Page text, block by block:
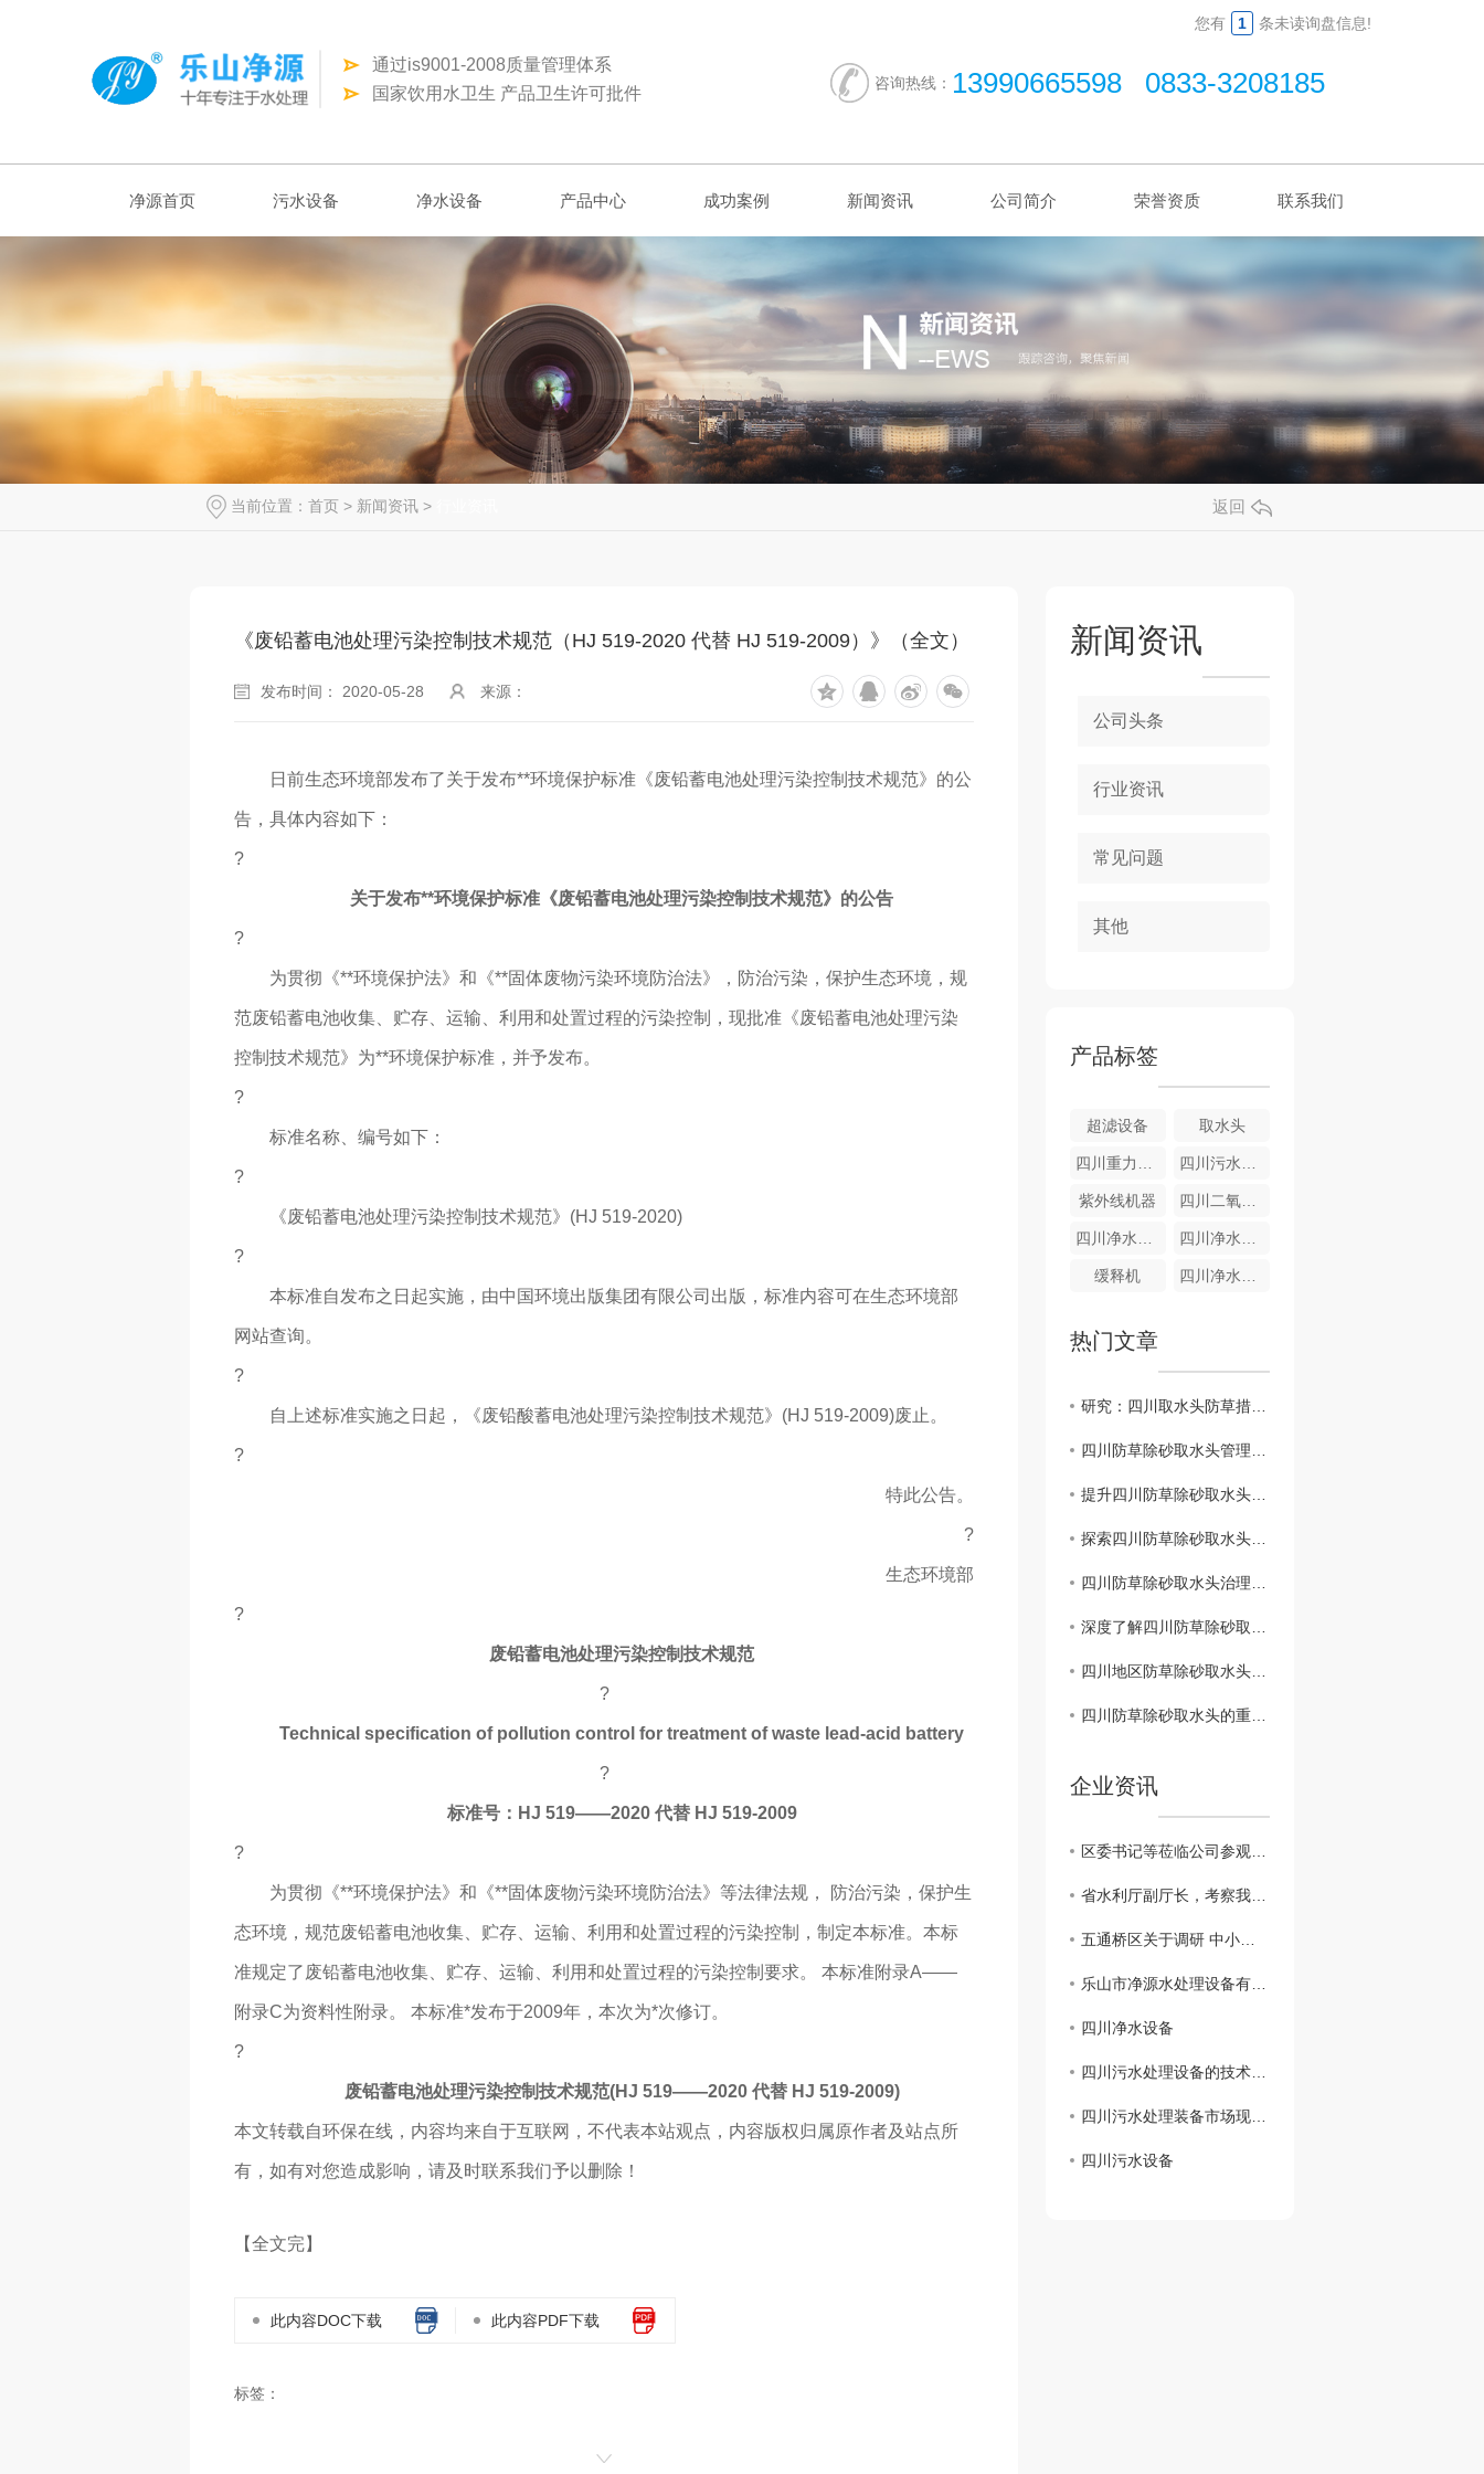
您有 1 条未读询盘信息!
通过is9001-2008质量管理体系
国家饮用水卫生 产品卫生许可批件
咨询热线： 13990665598 0833-3208185
净源首页 污水设备 净水设备 产品中心 成功案例 新闻资讯 公司简介 荣誉资质 联系我们
当前位置： 首页 > 新闻资讯 > 返回
《废铅蓄电池处理污染控制技术规范（HJ 519-2020 代替 HJ 519-2009）》（全文）
发布时间： 2020-05-28 来源：
日前生态环境部发布了关于发布**环境保护标准《废铅蓄电池处理污染控制技术规范》的公
告，具体内容如下：
?
关于发布**环境保护标准《废铅蓄电池处理污染控制技术规范》的公告
?
为贯彻《**环境保护法》和《**固体废物污染环境防治法》，防治污染，保护生态环境，规
范废铅蓄电池收集、贮存、运输、利用和处置过程的污染控制，现批准《废铅蓄电池处理污染
控制技术规范》为**环境保护标准，并予发布。
?
标准名称、编号如下：
?
《废铅蓄电池处理污染控制技术规范》(HJ 519-2020)
?
本标准自发布之日起实施，由中国环境出版集团有限公司出版，标准内容可在生态环境部
网站查询。
?
自上述标准实施之日起，《废铅酸蓄电池处理污染控制技术规范》(HJ 519-2009)废止。
?
特此公告。
?
生态环境部
?
废铅蓄电池处理污染控制技术规范
?
Technical specification of pollution control for treatment of waste lead-acid battery
?
标准号：HJ 519——2020 代替 HJ 519-2009
?
为贯彻《**环境保护法》和《**固体废物污染环境防治法》等法律法规， 防治污染，保护生
态环境，规范废铅蓄电池收集、贮存、运输、利用和处置过程的污染控制，制定本标准。本标
准规定了废铅蓄电池收集、贮存、运输、利用和处置过程的污染控制要求。 本标准附录A——
附录C为资料性附录。 本标准*发布于2009年，本次为*次修订。
?
废铅蓄电池处理污染控制技术规范(HJ 519——2020 代替 HJ 519-2009)
本文转载自环保在线，内容均来自于互联网，不代表本站观点，内容版权归属原作者及站点所
有，如有对您造成影响，请及时联系我们予以删除！
【全文完】
此内容DOC下载 此内容PDF下载
标签：
新闻资讯
公司头条
行业资讯
常见问题
其他
产品标签
超滤设备 取水头
四川重力式无阀滤池 四川污水设备-气浮成套设备
紫外线机器 四川二氧化氯发生器
四川净水设备-全自动净水器 四川净水设备—重力式
缓释机 四川净水设备-游泳池净水器
热门文章
研究：四川取水头防草措施对环境的影响
四川防草除砂取水头管理策略探讨
提升四川防草除砂取水头管理水平的建议方案
探索四川防草除砂取水头综合管理模式
四川防草除砂取水头治理与生态环境保护
深度了解四川防草除砂取水头的保护工作
四川地区防草除砂取水头管理政策解析
四川防草除砂取水头的重要性及措施
企业资讯
区委书记等莅临公司参观调研
省水利厅副厅长，考察我公司越西小相岭净水设备
五通桥区关于调研 中小企业生产经营现状及存在的困难
乐山市净源水处理设备有限公司 携手商会及市生态环境局对口帮扶敬老院
四川净水设备
四川污水处理设备的技术创新及应用展望
四川污水处理装备市场现状分析
四川污水设备